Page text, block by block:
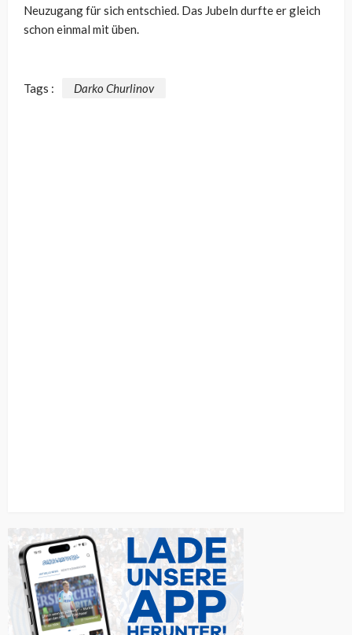
Neuzugang für sich entschied. Das Jubeln durfte er gleich
schon einmal mit üben.
Tags : Darko Churlinov